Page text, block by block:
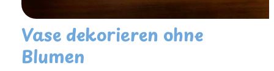
Vase dekorieren ohne
Blumen